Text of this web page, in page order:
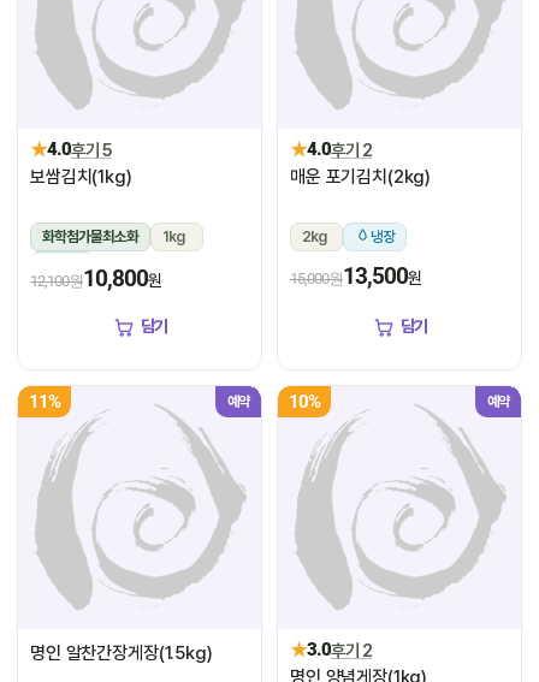
★4.0후기 5
보쌈김치(1kg)
화학첨가물최소화
1kg
12,100원10,800원
담기
★4.0후기 2
매운 포기김치(2kg)
2kg 냉장
15,000원13,500원
담기
11% 예약
명인 알찬간장게장(1.5kg)
10% 예약
★3.0후기 2
명인 양념게장(1kg)